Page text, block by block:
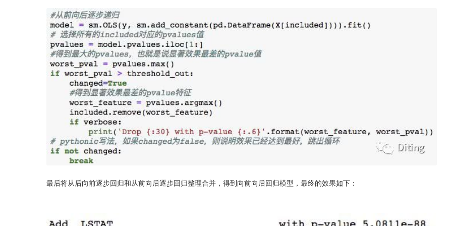
最后将从后向前逐步回归和从前向后逐步回归整理合并，得到向前向后回归模型，最终的效果如下：